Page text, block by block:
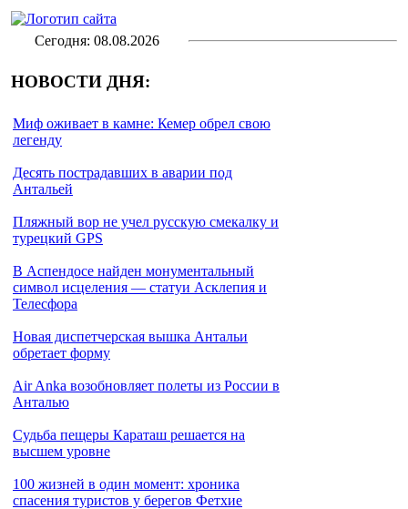
Сегодня: 08.08.2026
НОВОСТИ ДНЯ:
Миф оживает в камне: Кемер обрел свою
легенду
Десять пострадавших в аварии под
Антальей
Пляжный вор не учел русскую смекалку и
турецкий GPS
В Аспендосе найден монументальный
символ исцеления — статуи Асклепия и
Телесфора
Новая диспетчерская вышка Антальи
обретает форму
Air Anka возобновляет полеты из России в
Анталью
Cудьба пещеры Караташ решается на
высшем уровне
100 жизней в один момент: хроника
спасения туристов у берегов Фетхие